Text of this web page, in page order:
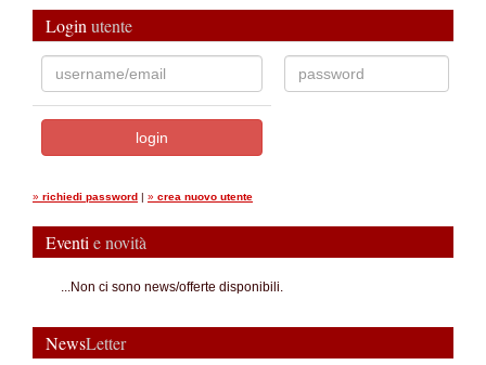
Login utente
» richiedi password | » crea nuovo utente
Eventi e novità
...Non ci sono news/offerte disponibili.
NewsLetter